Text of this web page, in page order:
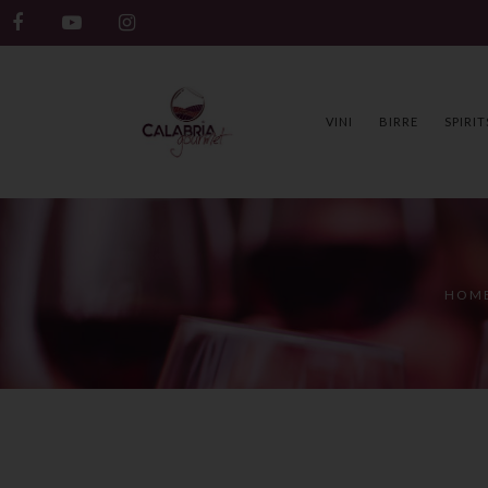
VINI BIRRE